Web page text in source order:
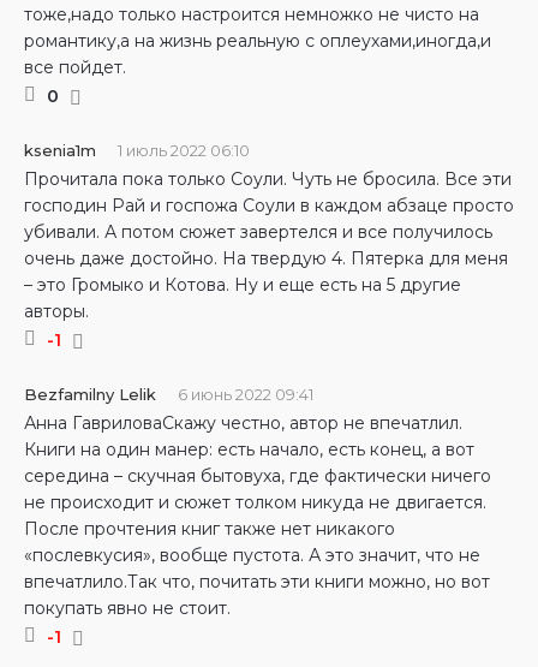
тоже,надо только настроится немножко не чисто на
романтику,а на жизнь реальную с оплеухами,иногда,и
все пойдет.
0
ksenia1m 1 июль 2022 06:10
Прочитала пока только Соули. Чуть не бросила. Все эти
господин Рай и госпожа Соули в каждом абзаце просто
убивали. А потом сюжет завертелся и все получилось
очень даже достойно. На твердую 4. Пятерка для меня
– это Громыко и Котова. Ну и еще есть на 5 другие
авторы.
-1
Bezfamilny Lelik 6 июнь 2022 09:41
Анна ГавриловаСкажу честно, автор не впечатлил.
Книги на один манер: есть начало, есть конец, а вот
середина – скучная бытовуха, где фактически ничего
не происходит и сюжет толком никуда не двигается.
После прочтения книг также нет никакого
«послевкусия», вообще пустота. А это значит, что не
впечатлило.Так что, почитать эти книги можно, но вот
покупать явно не стоит.
-1